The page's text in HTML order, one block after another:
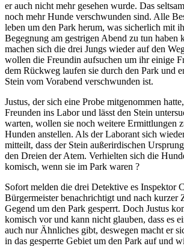
er auch nicht mehr gesehen wurde. Das
noch mehr Hunde verschwunden sind. Alle
leben um den Park herum, was sicherlich mit
Begegnung am gestrigen Abend zu tun haben
machen sich die drei Jungs wieder auf den
wollen die Freundin aufsuchen um ihr einige
dem Rückweg laufen sie durch den Park und
Stein vom Vorabend verschwunden ist.
Justus, der sich eine Probe mitgenommen
Freunden ins Labor und lässt den Stein
warten, wollen sie noch weitere Ermittlungen
Hunden anstellen. Als der Laborant sich
mitteilt, dass der Stein außerirdischen
den Dreien der Atem. Verhielten sich die
komisch, wenn sie im Park waren ?
Sofort melden die drei Detektive es Inspektor
Bürgermeister benachrichtigt und nach kurzer
Gegend um den Park gesperrt. Doch Justus
komisch vor und kann nicht glauben, dass es
auch nur Ähnliches gibt, deswegen macht er
in das gesperrte Gebiet um den Park auf und